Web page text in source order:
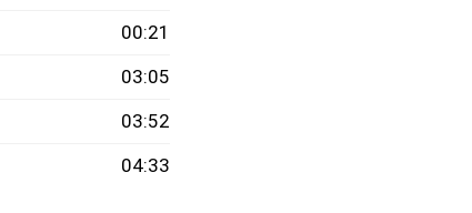
00:21
03:05
03:52
04:33